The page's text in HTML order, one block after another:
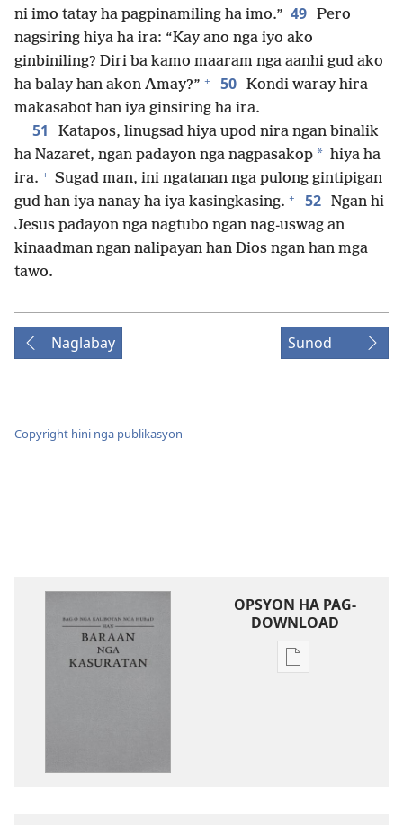
ni imo tatay ha pagpinamiling ha imo.” 49 Pero
nagsiring hiya ha ira: “Kay ano nga iyo ako
ginbiniling? Diri ba kamo maaram nga aanhi gud ako
ha balay han akon Amay?” + 50 Kondi waray hira
makasabot han iya ginsiring ha ira.
51
Katapos, linugsad hiya upod nira ngan binalik
ha Nazaret, ngan padayon nga nagpasakop * hiya ha
ira. + Sugad man, ini ngatanan nga pulong gintipigan
gud han iya nanay ha iya kasingkasing. + 52 Ngan hi
Jesus padayon nga nagtubo ngan nag-uswag an
kinaadman ngan nalipayan han Dios ngan han mga
tawo.
Naglabay Sunod
Copyright hini nga publikasyon
OPSYON HA PAG-
DOWNLOAD
Opsyon